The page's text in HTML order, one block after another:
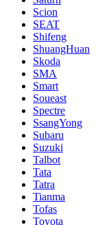
Scion
SEAT
Shifeng
ShuangHuan
Skoda
SMA
Smart
Soueast
Spectre
SsangYong
Subaru
Suzuki
Talbot
Tata
Tatra
Tianma
Tofas
Toyota